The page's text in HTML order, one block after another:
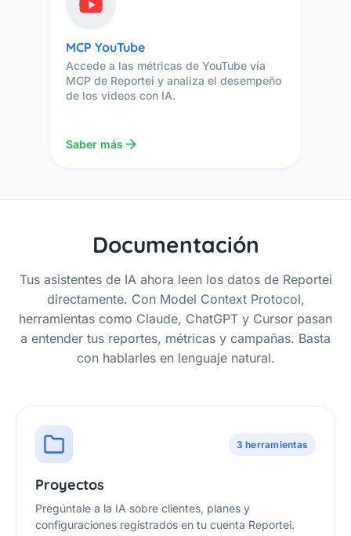
MCP YouTube
Accede a las métricas de YouTube vía
MCP de Reportei y analiza el desempeño
de los videos con IA.
Saber más
Documentación
Tus asistentes de IA ahora leen los datos de Reportei
directamente. Con Model Context Protocol,
herramientas como Claude, ChatGPT y Cursor pasan
a entender tus reportes, métricas y campañas. Basta
con hablarles en lenguaje natural.
3 herramientas
Proyectos
Pregúntale a la IA sobre clientes, planes y
configuraciones registrados en tu cuenta Reportei.